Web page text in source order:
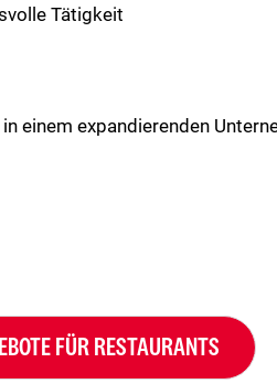
Tätigkeit
einem expandierenden
FÜR RESTAURANTS